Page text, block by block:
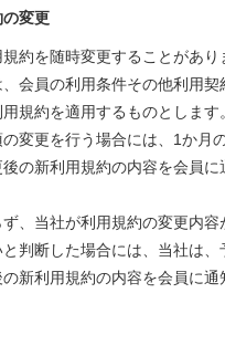
変更
規約を随時変更することがあり
会員の利用条件その他利用契
規約を適用するものとします。
変更を行う場合には、1か月
の新利用規約の内容を会員に
、当社が利用規約の変更内容
判断した場合には、当社は、
新利用規約の内容を会員に通